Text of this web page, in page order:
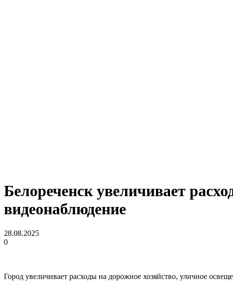
Белореченск увеличивает
видеонаблюдение
28.08.2025
0
Город увеличивает расходы на дорожное хозяйство, уличное